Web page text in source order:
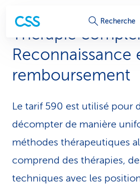
L
i
e
n
s
d
e
s
e
Recherche
Thérapie
Reconnaissance
remboursement
Le tarif 590 est utilisé pour
décompter de manière
méthodes thérapeutiques
comprend des thérapies,
techniques avec les